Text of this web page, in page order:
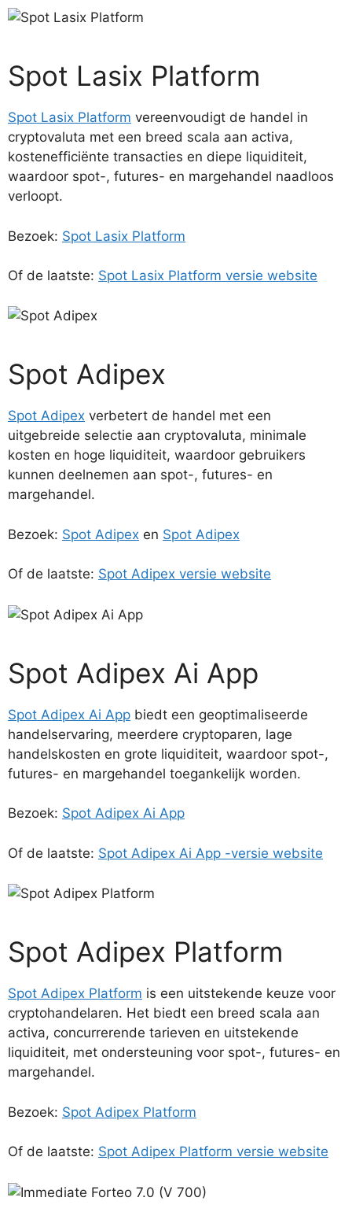
Spot Lasix Platform
Spot Lasix Platform vereenvoudigt de handel in
cryptovaluta met een breed scala aan activa,
kostenefficiënte transacties en diepe liquiditeit,
waardoor spot-, futures- en margehandel naadloos
verloopt.
Bezoek: Spot Lasix Platform
Of de laatste: Spot Lasix Platform versie website
Spot Adipex
Spot Adipex verbetert de handel met een
uitgebreide selectie aan cryptovaluta, minimale
kosten en hoge liquiditeit, waardoor gebruikers
kunnen deelnemen aan spot-, futures- en
margehandel.
Bezoek: Spot Adipex en Spot Adipex
Of de laatste: Spot Adipex versie website
Spot Adipex Ai App
Spot Adipex Ai App biedt een geoptimaliseerde
handelservaring, meerdere cryptoparen, lage
handelskosten en grote liquiditeit, waardoor spot-,
futures- en margehandel toegankelijk worden.
Bezoek: Spot Adipex Ai App
Of de laatste: Spot Adipex Ai App -versie website
Spot Adipex Platform
Spot Adipex Platform is een uitstekende keuze voor
cryptohandelaren. Het biedt een breed scala aan
activa, concurrerende tarieven en uitstekende
liquiditeit, met ondersteuning voor spot-, futures- en
margehandel.
Bezoek: Spot Adipex Platform
Of de laatste: Spot Adipex Platform versie website